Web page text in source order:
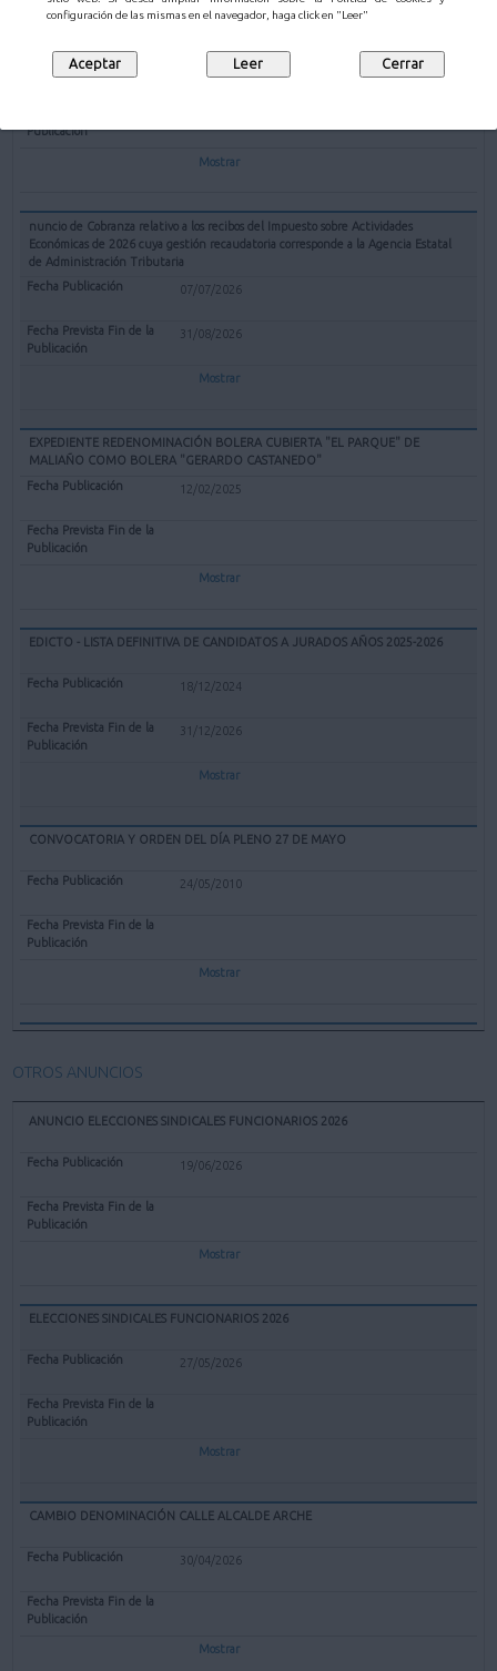
configuración de las mismas en el navegador, haga click en "Leer"
TRAMITACION DE EXPEDIENTE DE MATRICULACION DE FINCA CONFORME
05/08/2026
Mostrar
nuncio de Cobranza relativo a los recibos del Impuesto sobre Actividades
Económicas de 2026 cuya gestión recaudatoria corresponde a la Agencia Estatal
de Administración Tributaria
07/07/2026
31/08/2026
Mostrar
EXPEDIENTE REDENOMINACIÓN BOLERA CUBIERTA "EL PARQUE" DE
MALIAÑO COMO BOLERA "GERARDO CASTANEDO"
12/02/2025
Mostrar
EDICTO - LISTA DEFINITIVA DE CANDIDATOS A JURADOS AÑOS 2025-2026
18/12/2024
31/12/2026
Mostrar
CONVOCATORIA Y ORDEN DEL DÍA PLENO 27 DE MAYO
24/05/2010
Mostrar
OTROS ANUNCIOS
ANUNCIO ELECCIONES SINDICALES FUNCIONARIOS 2026
19/06/2026
Mostrar
ELECCIONES SINDICALES FUNCIONARIOS 2026
27/05/2026
Mostrar
CAMBIO DENOMINACIÓN CALLE ALCALDE ARCHE
30/04/2026
Mostrar